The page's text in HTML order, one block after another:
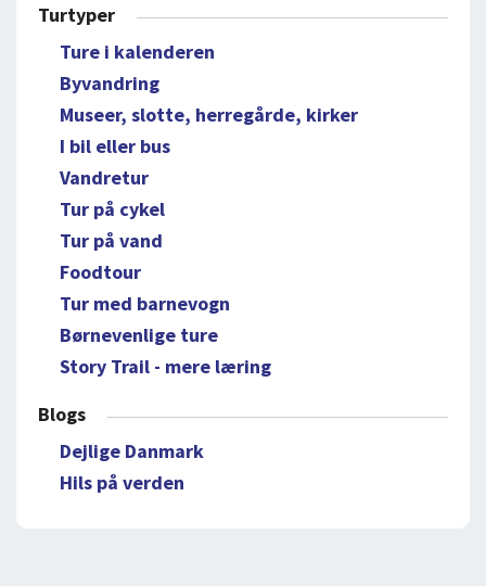
Turtyper
Ture i kalenderen
Byvandring
Museer, slotte, herregårde, kirker
I bil eller bus
Vandretur
Tur på cykel
Tur på vand
Foodtour
Tur med barnevogn
Børnevenlige ture
Story Trail - mere læring
Blogs
Dejlige Danmark
Hils på verden